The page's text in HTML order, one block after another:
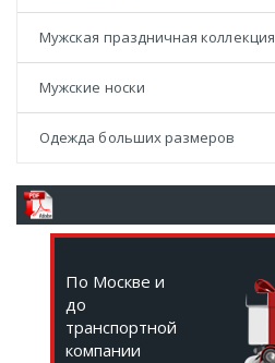
Мужская праздничная коллекция
Мужские носки
Одежда больших размеров
По Москве и
до
транспортной
компании